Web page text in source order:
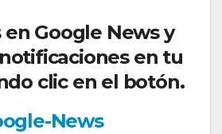
en Google News y
en tu
clic en el botón.